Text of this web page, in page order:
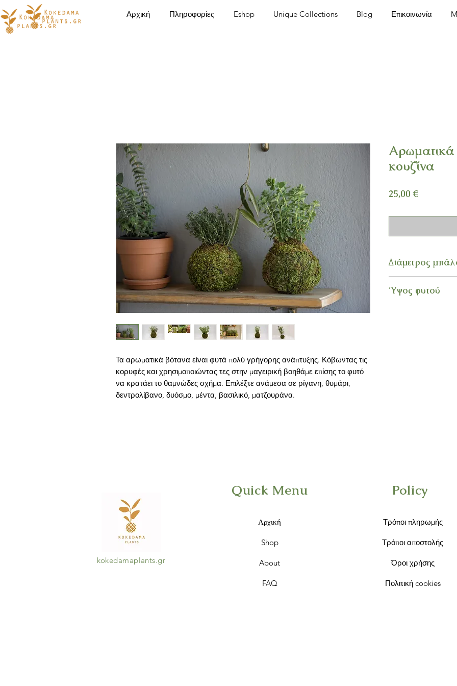
Αρχική Πληροφορίες Eshop Unique Collections Blog Επικοινωνία
Τα αρωματικά βότανα είναι φυτά πολύ γρήγορης ανάπτυξης. Κόβωντας τις
κορυφές και χρησιμοποιώντας τες στην μαγειρική βοηθάμε επίσης το φυτό
να κρατάει το θαμνώδες σχήμα. Επιλέξτε ανάμεσα σε ρίγανη, θυμάρι,
δεντρολίβανο, δυόσμο, μέντα, βασιλικό, ματζουράνα.
Αρωματικά
κουζίνα
25,00 €Τιμή
Διάμετρος
Ύψος φυτού
kokedamaplants.gr
Quick Menu
Αρχική
Shop
About
FAQ
Policy
Τρόποι πληρωμής
Τρόποι αποστολής
Όροι χρήσης
Πολιτική cookies